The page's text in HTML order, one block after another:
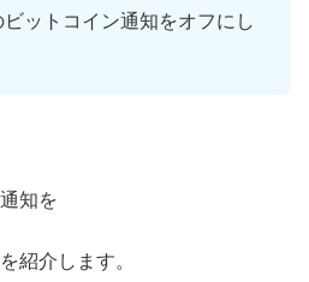
ビットコイン通知をオフにし
知を
紹介します。